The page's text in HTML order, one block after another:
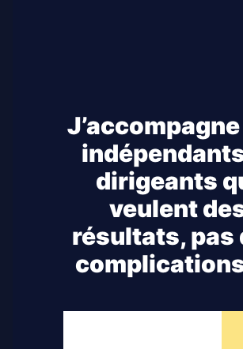
dirigeants
veulent
résultats, pas